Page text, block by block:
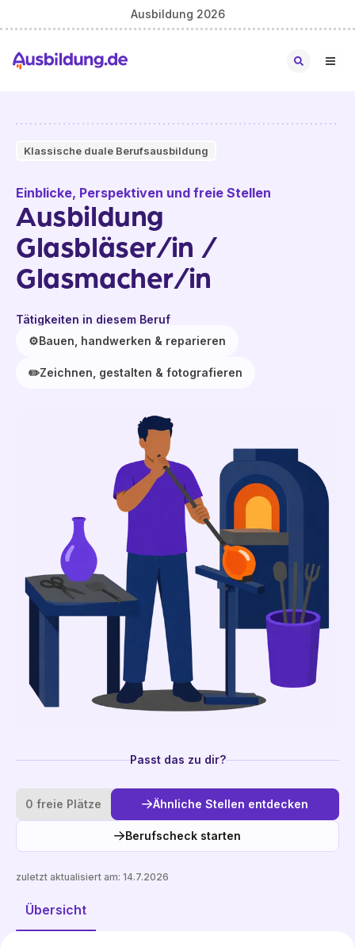
Ausbildung 2026
Klassische duale Berufsausbildung
Einblicke, Perspektiven und freie Stellen
Ausbildung
Glasbläser/in /
Glasmacher/in
Tätigkeiten in diesem Beruf
⚙️Bauen, handwerken & reparieren
✏️Zeichnen, gestalten & fotografieren
Passt das zu dir?
0 freie Plätze Ähnliche Stellen entdecken
Berufscheck starten
Übersicht
zuletzt aktualisiert am: 14.7.2026